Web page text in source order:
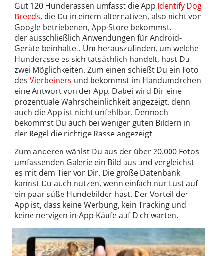
Gut 120 Hunderassen umfasst die App Identify Dog
Breeds, die Du in einem alternativen, also nicht von
Google betriebenen, App-Store bekommst,
der ausschließlich Anwendungen für Android-
Geräte beinhaltet. Um herauszufinden, um welche
Hunderasse es sich tatsächlich handelt, hast Du
zwei Möglichkeiten. Zum einen schießt Du ein Foto
des Vierbeiners und bekommst im Handumdrehen
eine Antwort von der App. Dabei wird Dir eine
prozentuale Wahrscheinlichkeit angezeigt, denn
auch die App ist nicht unfehlbar. Dennoch
bekommst Du auch bei weniger guten Bildern in
der Regel die richtige Rasse angezeigt.
Zum anderen wählst Du aus der über 20.000 Fotos
umfassenden Galerie ein Bild aus und vergleichst
es mit dem Tier vor Dir. Die große Datenbank
kannst Du auch nutzen, wenn einfach nur Lust auf
ein paar süße Hundebilder hast. Der Vorteil der
App ist, dass keine Werbung, kein Tracking und
keine nervigen in-App-Käufe auf Dich warten.